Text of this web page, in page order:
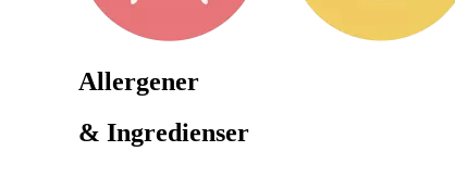
Allergener
& Ingredienser